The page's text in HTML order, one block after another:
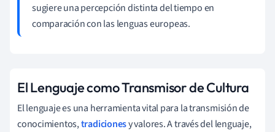
sugiere una percepción distinta del tiempo en
comparación con las lenguas europeas.
El Lenguaje como Transmisor de Cultura
El lenguaje es una herramienta vital para la transmisión de
conocimientos,tradicionesy valores. A través del lenguaje,